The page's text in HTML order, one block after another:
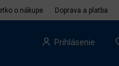
o nákupe Doprava a platba
Prihlásenie